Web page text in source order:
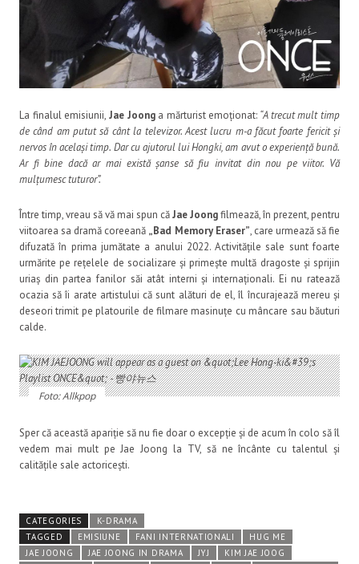
La finalul emisiunii, Jae Joonga mărturist emoționat: “A trecut mult timp
de când am putut să cânt la televizor. Acest lucru m-a făcut foarte fericit și
nervos în același timp. Dar cu ajutorul lui Hongki, am avut o experiență bună.
Ar fi bine dacă ar mai există șanse să fiu invitat din nou pe viitor. Vă
mulțumesc tuturor”.
Între timp, vreau să vă mai spun căJae Joongfilmează, în prezent, pentru
viitoarea sa dramă coreeană „Bad Memory Eraser”, care urmează să fie
difuzată în prima jumătate a anului 2022. Activitățile sale sunt foarte
urmărite pe rețelele de socializare și primește multă dragoste și sprijin
uriaș din partea fanilor săi atât interni și internaționali. Ei nu ratează
ocazia să îi arate artistului că sunt alături de el, îl încurajează mereu și
deseori trimit pe platourile de filmare masinuțe cu mâncare sau băuturi
calde.
Foto: Allkpop
Sper că această apariție să nu fie doar o excepție și de acum în colo să îl
vedem mai mult pe Jae Joong la TV, să ne încânte cu talentul și
calitățile sale actoricești.
CATEGORIES
K-DRAMA
TAGGED
EMISIUNE FANI INTERNATIONALI
HUG ME
JAE JOONG
JAE JOONG IN DRAMA JYJ
KIM JAE JOOG